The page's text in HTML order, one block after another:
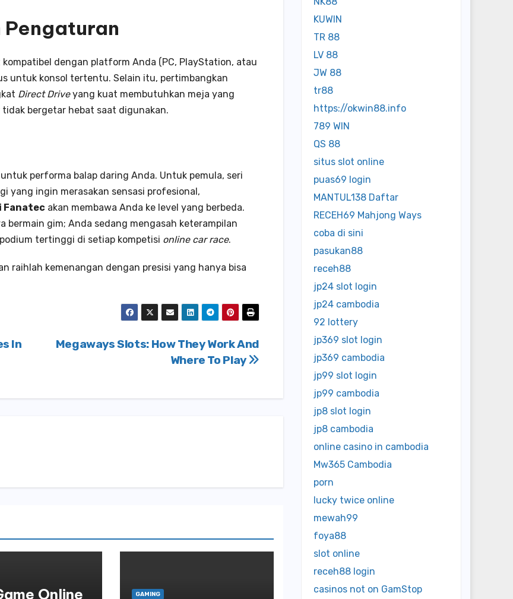
dengan platform Anda (PC, PlayStation, atau
untuk konsol tertentu. Selain itu, pertimbangkan
Direct Driveyang kuat membutuhkan meja yang
bergetar hebat saat digunakan.
performa balap daring Anda. Untuk pemula, seri
yang ingin merasakan sensasi profesional,
Fanatec akan membawa Anda ke level yang berbeda.
gim; Anda sedang mengasah keterampilan
tertinggi di setiap kompetisi online car race.
raihlah kemenangan dengan presisi yang hanya bisa
Megaways Slots: How They Work And
Where To Play
In
Online GAMING
KUWIN
TR 88
LV 88
JW 88
tr88
https://okwin88.info
789 WIN
QS 88
situs slot online
puas69 login
MANTUL138 Daftar
RECEH69 Mahjong Ways
coba di sini
pasukan88
receh88
jp24 slot login
jp24 cambodia
92 lottery
jp369 slot login
jp369 cambodia
jp99 slot login
jp99 cambodia
jp8 slot login
jp8 cambodia
online casino in cambodia
Mw365 Cambodia
porn
lucky twice online
mewah99
foya88
slot online
receh88 login
casinos not on GamStop